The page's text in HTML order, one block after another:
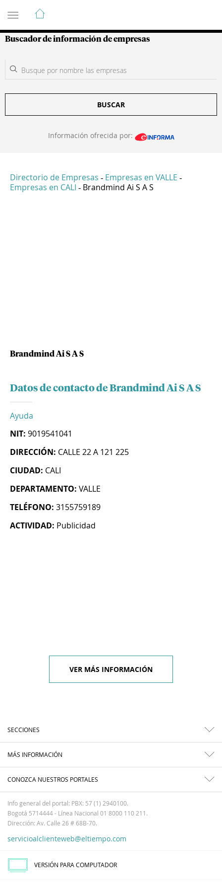
Guía de Empresas Colombianas
Buscador de información de empresas
BUSCAR
Información ofrecida por:
Directorio de Empresas - Empresas en VALLE -
Empresas en CALI - Brandmind Ai S A S
Brandmind Ai S A S
Datos de contacto de Brandmind Ai S A S
Ayuda
NIT: 9019541041
DIRECCIÓN: CALLE 22 A 121 225
CIUDAD: CALI
DEPARTAMENTO: VALLE
TELÉFONO: 3155759189
ACTIVIDAD: Publicidad
VER MÁS INFORMACIÓN
SECCIONES
MÁS INFORMACIÓN
CONOZCA NUESTROS PORTALES
Info general del portal: PBX: 57 (1) 2940100.
Bogotá 5714444 - Línea Nacional 01 8000 110 211.
Dirección: Av. Calle 26 # 68B-70.
servicioalclienteweb@eltiempo.com
VERSIÓN PARA COMPUTADOR